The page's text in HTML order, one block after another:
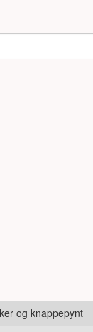
og knappepynt